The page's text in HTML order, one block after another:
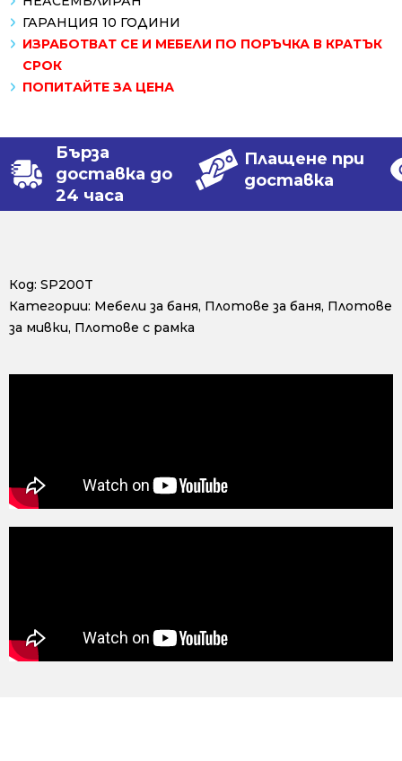
ГАРАНЦИЯ 10 ГОДИНИ
ИЗРАБОТВАТ СЕ И МЕБЕЛИ ПО ПОРЪЧКА В КРАТЪК
СРОК
ПОПИТАЙТЕ ЗА ЦЕНА
Бърза
доставка до
24 часа
Плащене при
доставка
Код: SP200T
Категории: Мебели за баня, Плотове за баня, Плотове
за мивки, Плотове с рамка